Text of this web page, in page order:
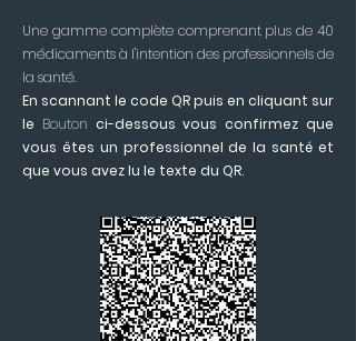
Une gamme complète comprenant plus de 40
médicaments à l'intention des professionnels de
la santé.
En scannant le code QR puis en cliquant sur
le Bouton ci-dessous vous confirmez que
vous êtes un professionnel de la santé et
que vous avez lu le texte du QR.